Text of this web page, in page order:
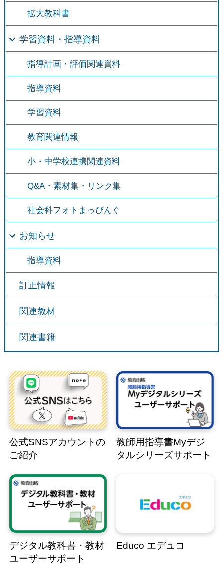
拡大教科書
学習資料・指導資料
指導計画・評価関連資料
指導資料
学習資料
教育関連情報
小・中学校連携関連資料
Q&A・素材集・リンク集
社会科フォトまっぴんぐ
お知らせ
指導資料
訂正情報
関連教材
関連書籍
公式SNSアカウントの
ご紹介
教師用指導書Myデジ
タルシリーズサポート
デジタル教科書・教材
ユーザーサポート
Educo エデュコ